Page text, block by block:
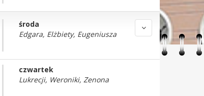
środa
Edgara, Elżbiety, Eugeniusza
czwartek
Lukrecji, Weroniki, Zenona